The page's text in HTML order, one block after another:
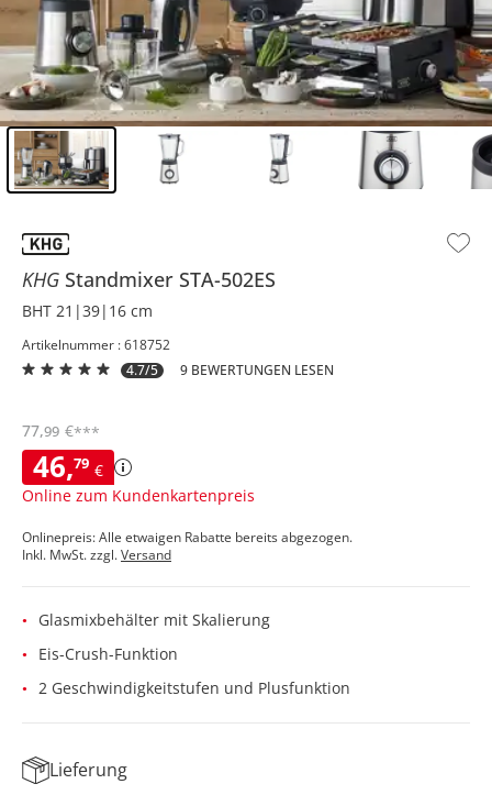
KHG Standmixer STA-502ES
BHT 21|39|16 cm
Artikelnummer : 618752
4.7/5
9 BEWERTUNGEN LESEN
46,79 €
Online zum Kundenkartenpreis
77,99 €***
Onlinepreis: Alle etwaigen Rabatte bereits abgezogen.
Inkl. MwSt. zzgl.Versand
Glasmixbehälter mit Skalierung
Eis-Crush-Funktion
2 Geschwindigkeitstufen und Plusfunktion
Lieferung